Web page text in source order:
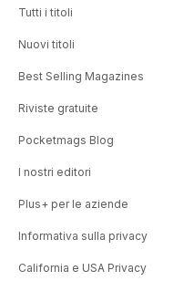
Tutti i titoli
Nuovi titoli
Best Selling Magazines
Riviste gratuite
Pocketmags Blog
I nostri editori
Plus+ per le aziende
Informativa sulla privacy
California e USA Privacy